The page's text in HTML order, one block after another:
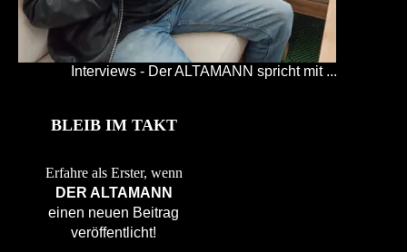
Interviews - Der ALTAMANN spricht mit ...
BLEIB IM TAKT
Erfahre als Erster, wenn
DER ALTAMANN
einen neuen Beitrag
veröffentlicht!